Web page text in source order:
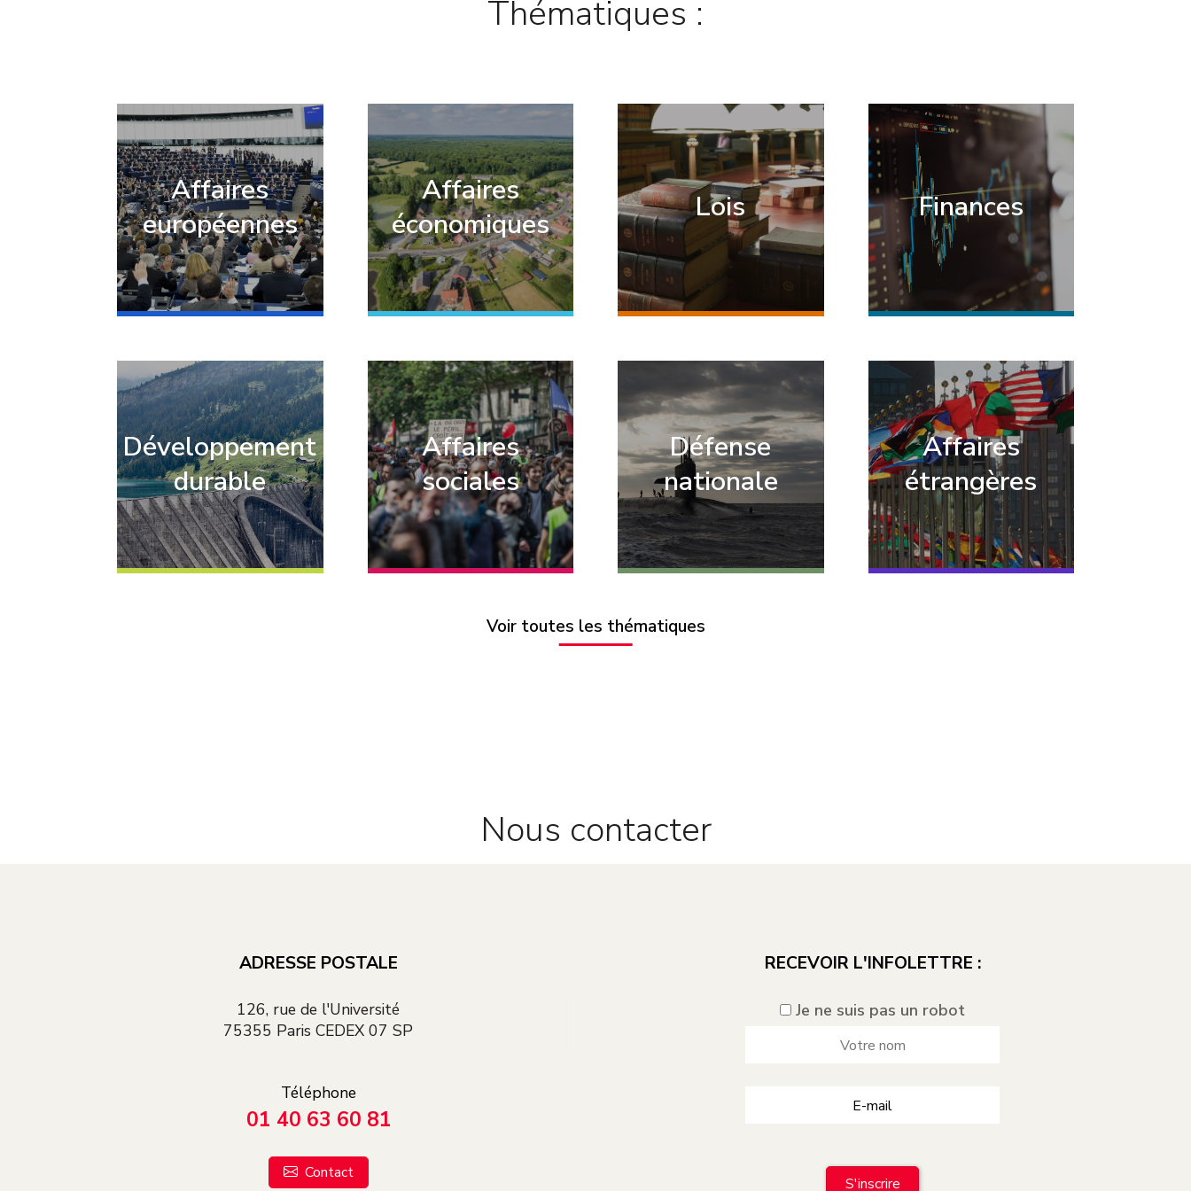
Thématiques :
Affaires
européennes
Affaires
économiques
Lois Finances
Développement
durable
Affaires
sociales
Défense
nationale
Affaires
étrangères
Voir toutes les thématiques
Nous contacter
ADRESSE POSTALE
126, rue de l'Université
75355 Paris CEDEX 07 SP
Téléphone
01 40 63 60 81
Contact
RECEVOIR L'INFOLETTRE :
Je ne suis pas un robot